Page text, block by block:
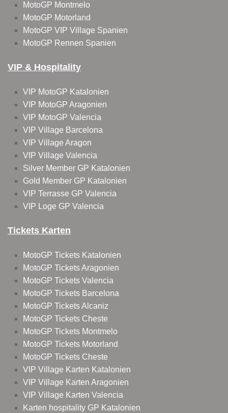
MotoGP Montmelo
MotoGP Motorland
MotoGP VIP Village Spanien
MotoGP Rennen Spanien
VIP & Hospitality
VIP MotoGP Katalonien
VIP MotoGP Aragonien
VIP MotoGP Valencia
VIP Village Barcelona
VIP Village Aragon
VIP Village Valencia
Silver Member GP Katalonien
Gold Member GP Katalonien
VIP Terrasse GP Valencia
VIP Loge GP Valencia
Tickets Karten
MotoGP Tickets Katalonien
MotoGP Tickets Aragonien
MotoGP Tickets Valencia
MotoGP Tickets Barcelona
MotoGP Tickets Alcaniz
MotoGP Tickets Cheste
MotoGP Tickets Montmelo
MotoGP Tickets Motorland
MotoGP Tickets Cheste
VIP Village Karten Katalonien
VIP Village Karten Aragonien
VIP Village Karten Valencia
Karten hospitality GP Katalonien